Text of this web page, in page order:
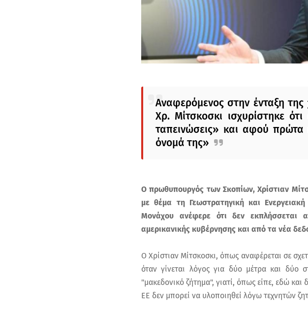
Αναφερόμενος στην ένταξη
Χρ. Μίτσκοσκι ισχυρίστηκε
ταπεινώσεις» και αφού
όνομά της»
Ο πρωθυπουργός των Σκοπίων, Χρίστιαν
με θέμα τη Γεωστρατηγική και
Μονάχου ανέφερε ότι δεν εκπλήσσεται
αμερικανικής κυβέρνησης και από τα νέα
Ο Χρίστιαν Μίτσκοσκι, όπως αναφέρεται σε
όταν γίνεται λόγος για δύο μέτρα και δύο
"μακεδονικό ζήτημα", γιατί, όπως είπε, εδώ
ΕΕ δεν μπορεί να υλοποιηθεί λόγω τεχνητών